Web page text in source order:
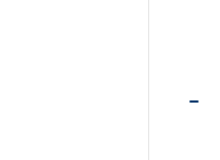
–